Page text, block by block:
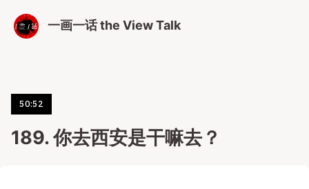
一画一话 the View Talk
50:52
189. 你去西安是干嘛去？